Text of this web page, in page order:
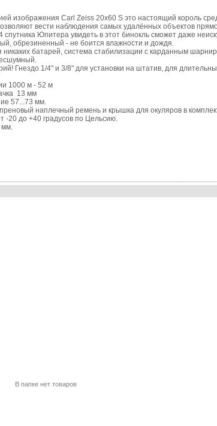
изображения Carl Zeiss 20x60 S это настоящий король
вести наблюдения самых удалённых объектов
спутника Юпитера увидеть в этот бинокль сможет даже
обрезиненный - не боится влажности и дождя.
никаких батарей, система стабилизации с карданным
Гнездо 1/4" и 3/8" для установки на штатив, для
1000 м - 52 м
13 мм
57...73 мм.
наплечный ремень и крышка для окуляров в
-20 до +40 градусов по Цельсию.
мм.
В папке нет товаров